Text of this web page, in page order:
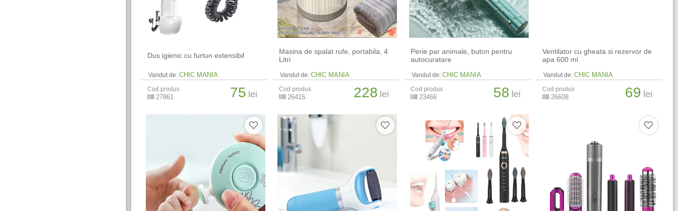
Dus igienic cu furtun extensibil
Vandut de: CHIC MANIA
Cod produs
27861 75 lei
Masina de spalat rufe, portabila, 4
Litri
Vandut de: CHIC MANIA
Cod produs
26415 228 lei
Perie par animale, buton pentru
autocuratare
Vandut de: CHIC MANIA
Cod produs
23466 58 lei
Ventilator cu gheata si rezervor de
apa 600 ml
Vandut de: CHIC MANIA
Cod produs
26608 69 lei